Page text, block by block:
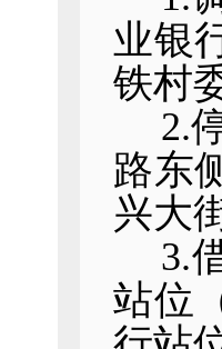
业银
铁村
2.
路东
兴大
3.
站位